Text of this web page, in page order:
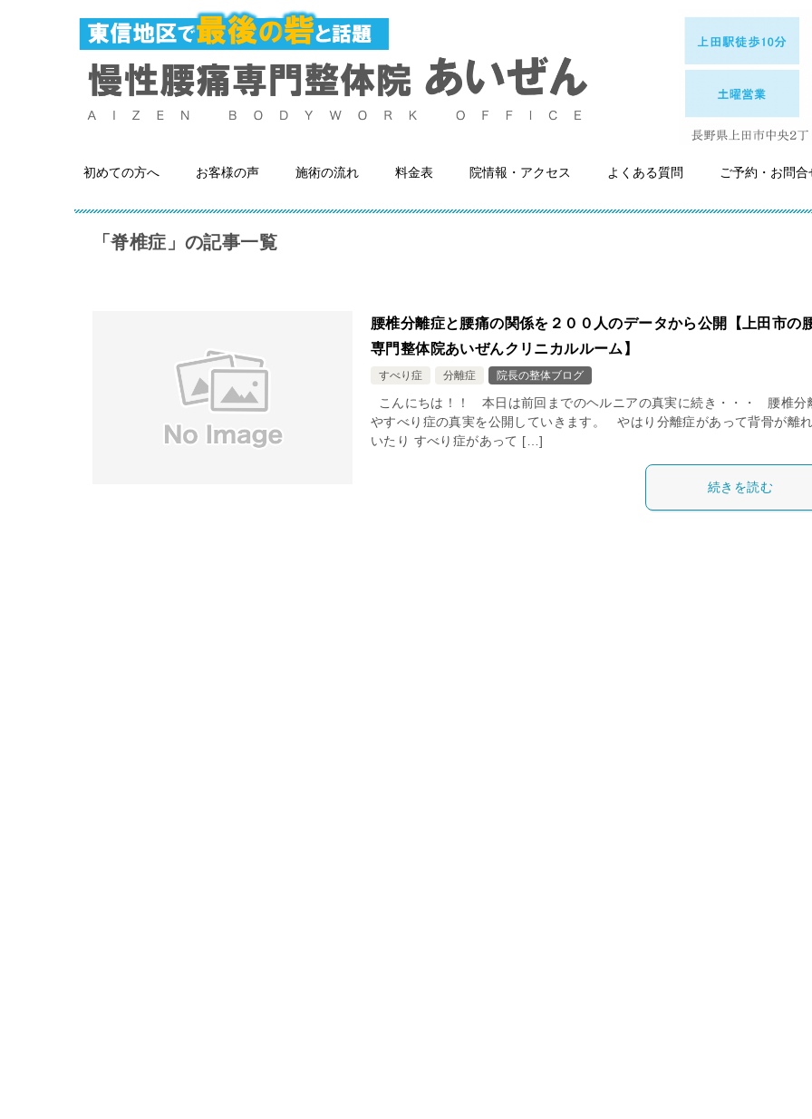
初めての方へ お客様の声 施術の流れ 料金表 院情報・アクセス よくある質問 ご予約・お問合
「脊椎症」の記事一覧
腰椎分離症と腰痛の関係を２００人のデータから公開【上田市の
専門整体院あいぜんクリニカルルーム】
すべり症 分離症 院長の整体ブログ
こんにちは！！ 本日は前回までのヘルニアの真実に続き・・・ 腰椎分
やすべり症の真実を公開していきます。 やはり分離症があって背骨が離
いたり すべり症があって […]
続きを読む